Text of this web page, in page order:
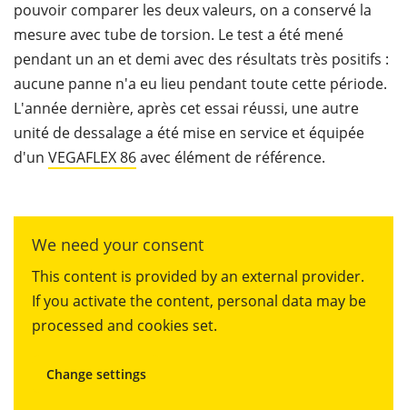
pouvoir comparer les deux valeurs, on a conservé la
mesure avec tube de torsion. Le test a été mené
pendant un an et demi avec des résultats très positifs :
aucune panne n'a eu lieu pendant toute cette période.
L'année dernière, après cet essai réussi, une autre
unité de dessalage a été mise en service et équipée
d'un VEGAFLEX 86avec élément de référence.
We need your consent
This content is provided by an external provider.
If you activate the content, personal data may be
processed and cookies set.
Change settings